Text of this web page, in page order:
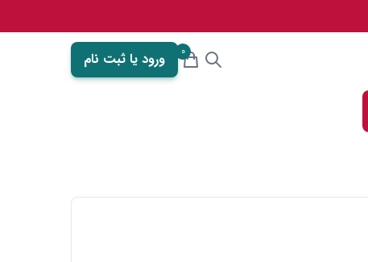
0 ورود یا ثبت نام